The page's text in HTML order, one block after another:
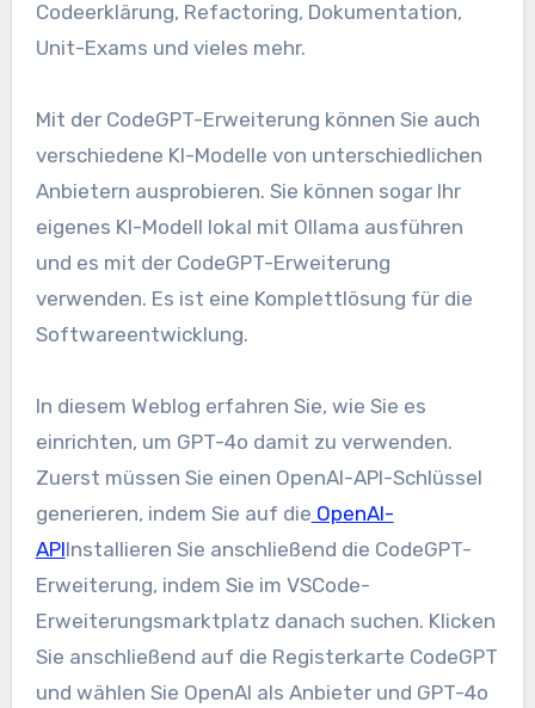
Codeerklärung, Refactoring, Dokumentation,
Unit-Exams und vieles mehr.
Mit der CodeGPT-Erweiterung können Sie auch
verschiedene KI-Modelle von unterschiedlichen
Anbietern ausprobieren. Sie können sogar Ihr
eigenes KI-Modell lokal mit Ollama ausführen
und es mit der CodeGPT-Erweiterung
verwenden. Es ist eine Komplettlösung für die
Softwareentwicklung.
In diesem Weblog erfahren Sie, wie Sie es
einrichten, um GPT-4o damit zu verwenden.
Zuerst müssen Sie einen OpenAI-API-Schlüssel
generieren, indem Sie auf die OpenAI-
APIInstallieren Sie anschließend die CodeGPT-
Erweiterung, indem Sie im VSCode-
Erweiterungsmarktplatz danach suchen. Klicken
Sie anschließend auf die Registerkarte CodeGPT
und wählen Sie OpenAI als Anbieter und GPT-4o